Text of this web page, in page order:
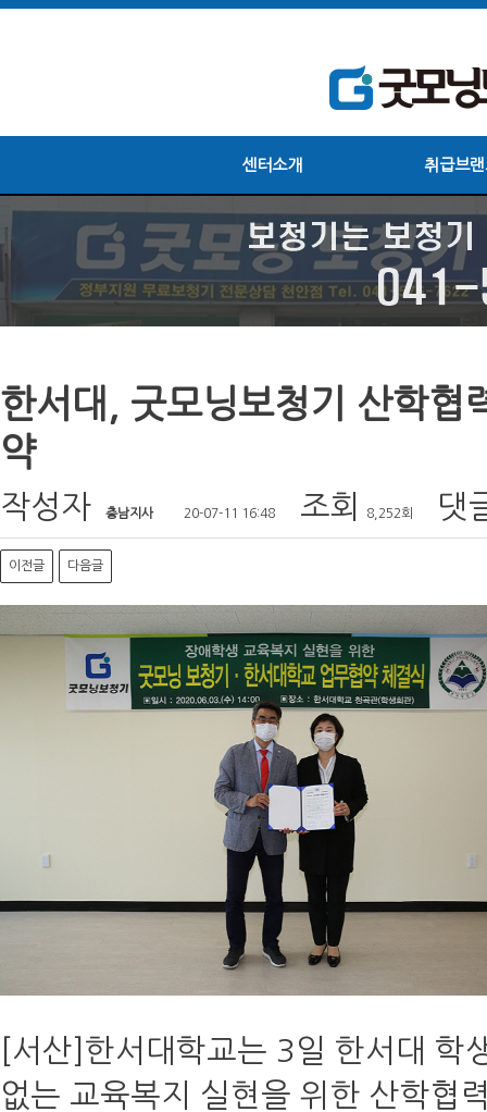
센터소개 취급브
한서대, 굿모닝보청기 산학
약
작성자 충남지사 20-07-11 16:48 조회 8,252회 댓
이전글 다음글
[서산]한서대학교는 3일 한서대 학
없는 교육복지 실현을 위한 산학협